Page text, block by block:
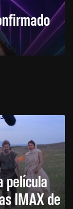
película
IMAX de